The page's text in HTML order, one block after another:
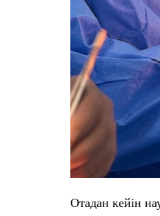
Отадан кейін